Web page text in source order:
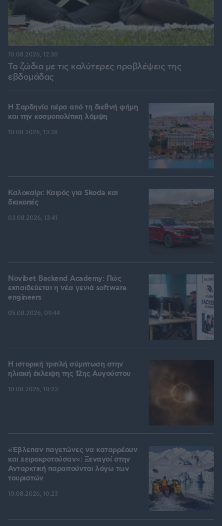
Τα ζώδια με τις καλύτερες προβλέψεις της
εβδομάδας
10.08.2026, 12:30
Η Σαρδηνία πέρα από τη διεθνή φήμη
και την κοσμοπολίτικη λάμψη
10.08.2026, 13:39
Καλοκαίρι: Καιρός για Skoda και
διακοπές
03.08.2026, 13:41
Novibet Backend Academy: Πώς
εκπαιδεύεται η νέα γενιά software
engineers
05.08.2026, 09:44
Η ιστορική τριπλή σύμπτωση στην
ηλιακή έκλειψη της 12ης Αυγούστου
10.08.2026, 10:23
«Έβλεπαν παγετώνες να καταρρέουν
και χειροκροτούσαν»: Ξεναγοί στην
Ανταρκτική παραιτούνται λόγω των
τουριστών
10.08.2026, 10:23